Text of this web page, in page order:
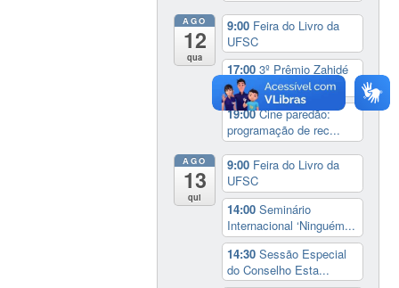
AGO
12
qua
9:00 Feira do Livro da
UFSC
17:003º Prêmio Zahidé
Muzart
19:00Cine paredão:
programação de rec...
AGO
13
qui
9:00 Feira do Livro da
UFSC
14:00Seminário
Internacional ‘Ninguém...
14:30Sessão Especial
do Conselho Esta...